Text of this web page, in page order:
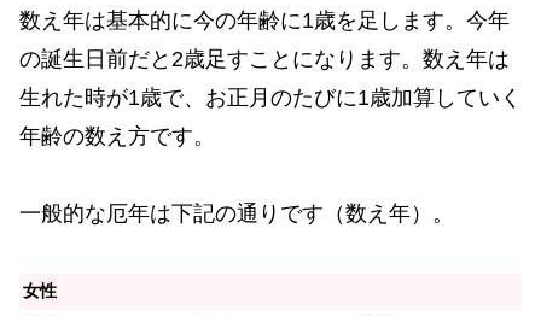
数え年は基本的に今の年齢に1歳を足します。今年
の誕生日前だと2歳足すことになります。数え年は
生れた時が1歳で、お正月のたびに1歳加算していく
年齢の数え方です。
一般的な厄年は下記の通りです（数え年）。
女性